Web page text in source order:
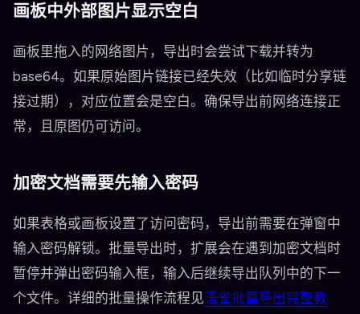
画板中外部图片显示空白
画板里拖入的网络图片，导出时会尝试下载并转为
base64。如果原始图片链接已经失效（比如临时分享链
接过期），对应位置会是空白。确保导出前网络连接正
常，且原图仍可访问。
加密文档需要先输入密码
如果表格或画板设置了访问密码，导出前需要在弹窗中
输入密码解锁。批量导出时，扩展会在遇到加密文档时
暂停并弹出密码输入框，输入后继续导出队列中的下一
个文件。详细的批量操作流程见语雀批量导出完整教